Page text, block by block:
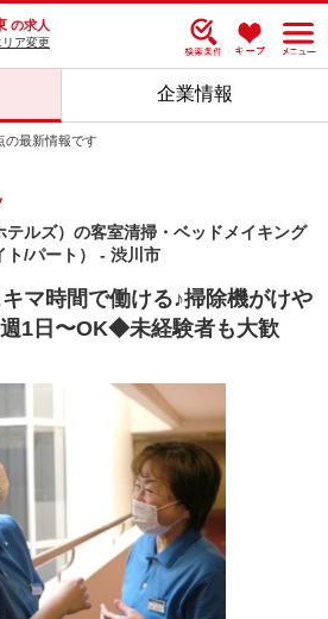
の求人
ア変更
企業情報
の最新情報です
ルズ）の客室清掃・ベッドメイキング
ト/パート） - 渋川市
マ時間で働ける♪掃除機がけや
1日〜OK◆未経験者も大歓